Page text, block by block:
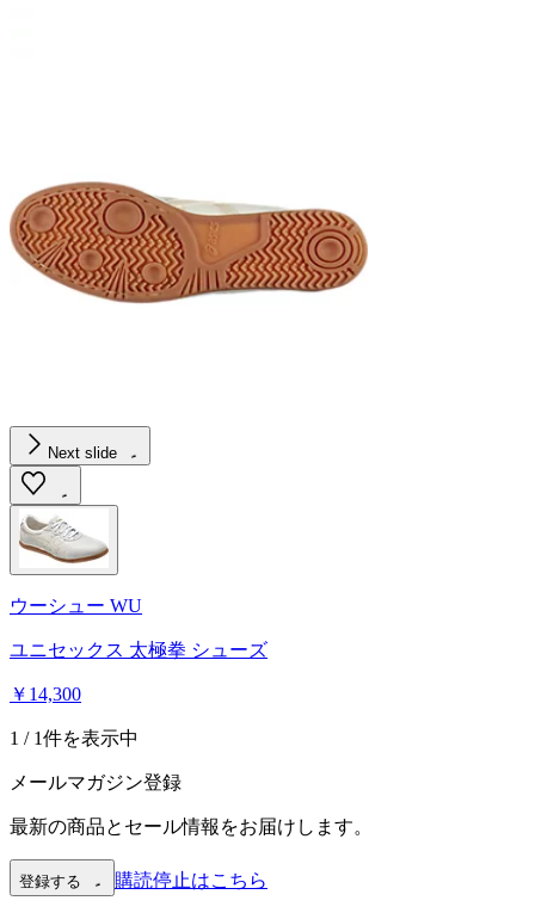
Next slide
ウーシュー WU
ユニセックス 太極拳 シューズ
￥14,300
1 / 1件を表示中
メールマガジン登録
最新の商品とセール情報をお届けします。
登録する 購読停止はこちら